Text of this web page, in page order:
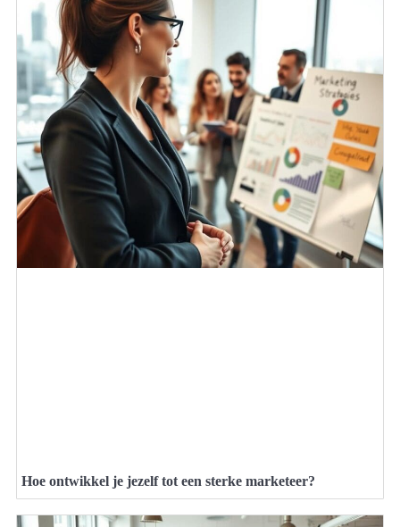
Hoe ontwikkel je jezelf tot een sterke marketeer?